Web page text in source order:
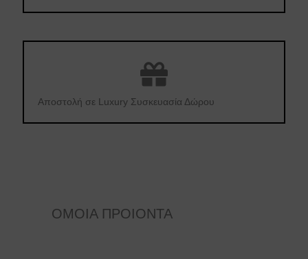
Αποστολή σε Luxury Συσκευασία Δώρου
ΟΜΟΙΑ ΠΡΟΙΟΝΤΑ